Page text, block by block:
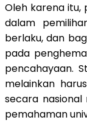
Oleh karena itu,
dalam
berlaku, dan
pada
pencahayaan.
melainkan
secara nasional
pemahaman